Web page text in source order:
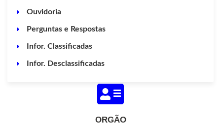
Ouvidoria
Perguntas e Respostas
Infor. Classificadas
Infor. Desclassificadas
ORGÃO